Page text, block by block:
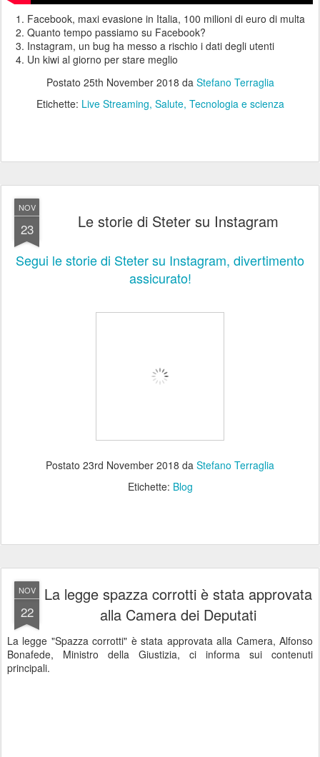
Facebook, maxi evasione in Italia, 100 milioni di euro di multa
Quanto tempo passiamo su Facebook?
Instagram, un bug ha messo a rischio i dati degli utenti
Un kiwi al giorno per stare meglio
Postato 25th November 2018 da Stefano Terraglia
Etichette: Live Streaming Salute Tecnologia e scienza
NOV
23 Le storie di Steter su Instagram
Segui le storie di Steter su Instagram, divertimento
assicurato!
Postato 23rd November 2018 da Stefano Terraglia
Etichette: Blog
NOV
22
La legge spazza corrotti è stata approvata
alla Camera dei Deputati
La legge "Spazza corrotti" è stata approvata alla Camera, Alfonso
Bonafede, Ministro della Giustizia, ci informa sui contenuti
principali.